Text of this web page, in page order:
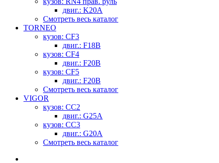
двиг.: K20A
Смотреть весь каталог
TORNEO
кузов: CF3
двиг.: F18B
кузов: CF4
двиг.: F20B
кузов: CF5
двиг.: F20B
Смотреть весь каталог
VIGOR
кузов: CC2
двиг.: G25A
кузов: CC3
двиг.: G20A
Смотреть весь каталог